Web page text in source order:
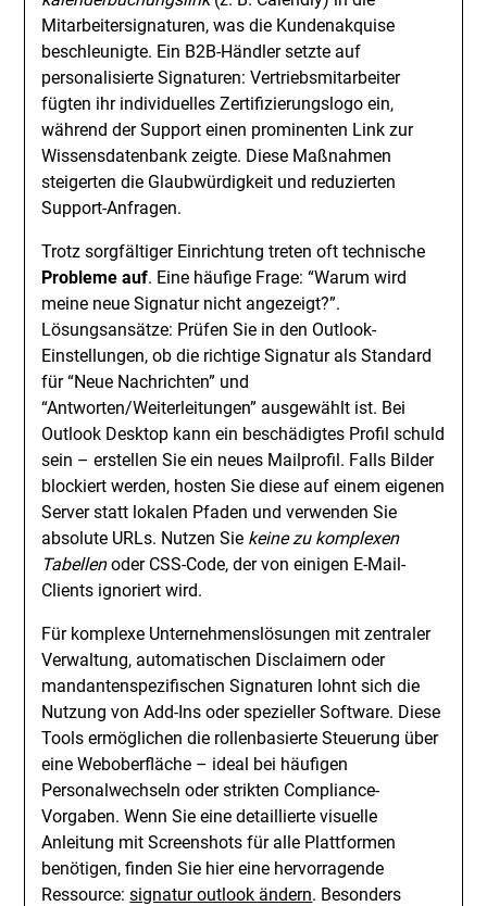
Mitarbeitersignaturen, was die Kundenakquise
beschleunigte. Ein B2B-Händler setzte auf
personalisierte Signaturen: Vertriebsmitarbeiter
fügten ihr individuelles Zertifizierungslogo ein,
während der Support einen prominenten Link zur
Wissensdatenbank zeigte. Diese Maßnahmen
steigerten die Glaubwürdigkeit und reduzierten
Support-Anfragen.
Trotz sorgfältiger Einrichtung treten oft technische
Probleme auf. Eine häufige Frage: “Warum wird
meine neue Signatur nicht angezeigt?”.
Lösungsansätze: Prüfen Sie in den Outlook-
Einstellungen, ob die richtige Signatur als Standard
für “Neue Nachrichten” und
“Antworten/Weiterleitungen” ausgewählt ist. Bei
Outlook Desktop kann ein beschädigtes Profil schuld
sein – erstellen Sie ein neues Mailprofil. Falls Bilder
blockiert werden, hosten Sie diese auf einem eigenen
Server statt lokalen Pfaden und verwenden Sie
absolute URLs. Nutzen Sie keine zu komplexen
Tabellenoder CSS-Code, der von einigen E-Mail-
Clients ignoriert wird.
Für komplexe Unternehmenslösungen mit zentraler
Verwaltung, automatischen Disclaimern oder
mandantenspezifischen Signaturen lohnt sich die
Nutzung von Add-Ins oder spezieller Software. Diese
Tools ermöglichen die rollenbasierte Steuerung über
eine Weboberfläche – ideal bei häufigen
Personalwechseln oder strikten Compliance-
Vorgaben. Wenn Sie eine detaillierte visuelle
Anleitung mit Screenshots für alle Plattformen
benötigen, finden Sie hier eine hervorragende
Ressource:signatur outlook ändern. Besonders